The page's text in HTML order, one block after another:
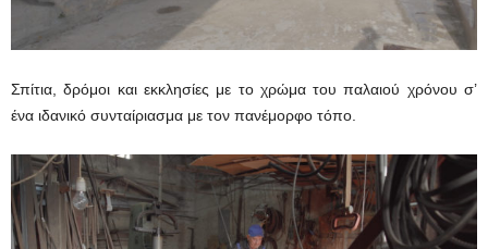
Σπίτια, δρόμοι και εκκλησίες με το χρώμα του παλαιού χρόνου σ’
ένα ιδανικό συνταίριασμα με τον πανέμορφο τόπο.